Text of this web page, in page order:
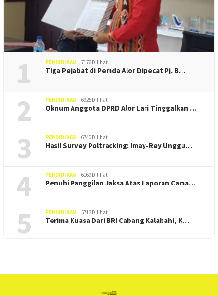
1 PENDIDIKAN 7176 Dilihat
Tiga Pejabat di Pemda Alor Dipecat Pj. B…
2 PENDIDIKAN 6925 Dilihat
Oknum Anggota DPRD Alor Lari Tinggalkan …
3 PENDIDIKAN 6740 Dilihat
Hasil Survey Poltracking: Imay-Rey Unggu…
4 PENDIDIKAN 6169 Dilihat
Penuhi Panggilan Jaksa Atas Laporan Cama…
5 PENDIDIKAN 5713 Dilihat
Terima Kuasa Dari BRI Cabang Kalabahi, K…